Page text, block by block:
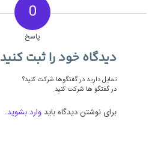
0
پاسخ
دیدگاه خود را ثبت کنید
تمایل دارید در گفتگوها شرکت کنید؟
در گفتگو ها شرکت کنید.
برای نوشتن دیدگاه باید وارد بشوید.